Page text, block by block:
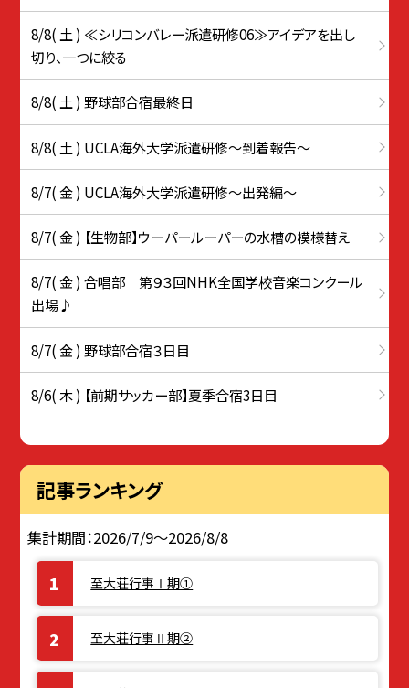
8/8( 土 ) ≪シリコンバレー派遣研修06≫アイデアを出し
切り、一つに絞る
8/8( 土 ) 野球部合宿最終日
8/8( 土 ) UCLA海外大学派遣研修〜到着報告〜
8/7( 金 ) UCLA海外大学派遣研修〜出発編〜
8/7( 金 ) 【生物部】ウーパールーパーの水槽の模様替え
8/7( 金 ) 合唱部 第９３回NHK全国学校音楽コンクール
出場♪
8/7( 金 ) 野球部合宿３日目
8/6( 木 ) 【前期サッカー部】夏季合宿3日目
記事ランキング
集計期間：2026/7/9～2026/8/8
至大荘行事Ⅰ期①
至大荘行事Ⅱ期②